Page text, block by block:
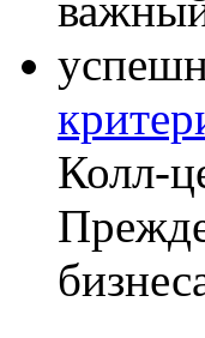
Колл-